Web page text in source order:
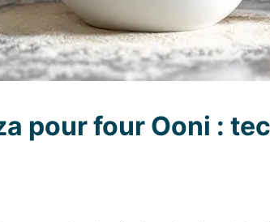
pour four Ooni :